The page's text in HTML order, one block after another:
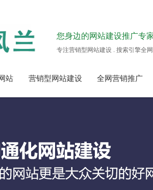
您身边的网站建设推广专
专注营销型网站建设 . 搜索引擎全
站 营销型网站建设 全网营销推广